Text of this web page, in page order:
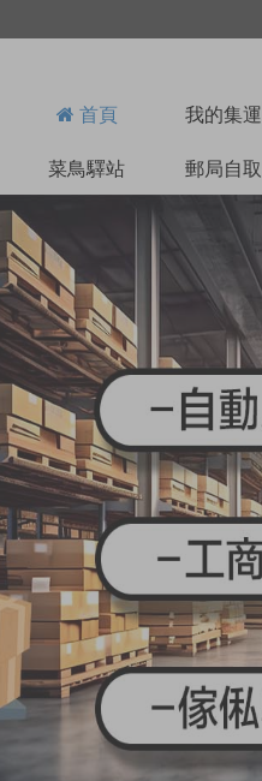
首頁 我的集運
菜鳥驛站
郵局自取